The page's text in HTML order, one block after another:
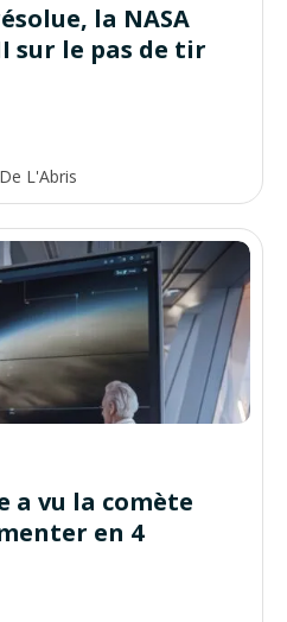
la NASA
sur le pas de tir
L'Abris
a vu la comète
en 4